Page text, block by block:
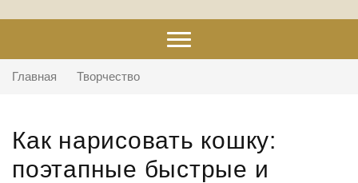
Главная Творчество
Как нарисовать кошку:
поэтапные быстрые и